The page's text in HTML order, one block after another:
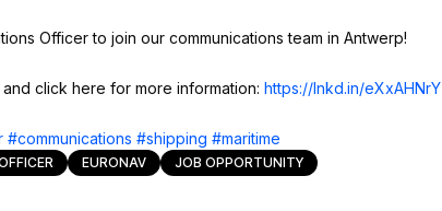
Officer to join our communications team in Antwerp!
click here for more information: https://lnkd.in/eXxAHNrY
#communications #shipping #maritime
EURONAV JOB OPPORTUNITY